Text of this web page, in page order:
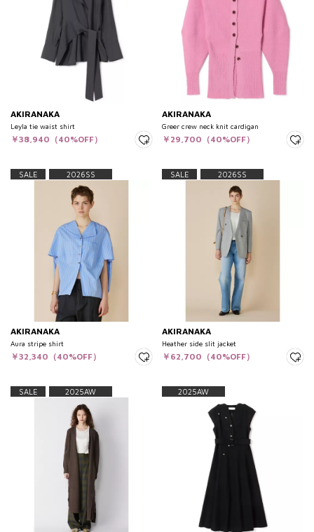
AKIRANAKA
Leyla tie waist shirt
￥38,940（40%OFF）
AKIRANAKA
Greer crew neck knit cardigan
￥29,700（40%OFF）
SALE 2026SS
AKIRANAKA
Aura stripe shirt
￥32,340（40%OFF）
SALE 2026SS
AKIRANAKA
Heather side slit jacket
￥62,700（40%OFF）
SALE 2025AW 2025AW